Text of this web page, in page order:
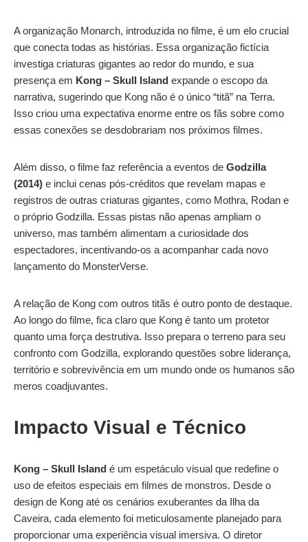
A organização Monarch, introduzida no filme, é um elo crucial
que conecta todas as histórias. Essa organização fictícia
investiga criaturas gigantes ao redor do mundo, e sua
presença em Kong – Skull Island expande o escopo da
narrativa, sugerindo que Kong não é o único “titã” na Terra.
Isso criou uma expectativa enorme entre os fãs sobre como
essas conexões se desdobrariam nos próximos filmes.
Além disso, o filme faz referência a eventos de Godzilla
(2014) e inclui cenas pós-créditos que revelam mapas e
registros de outras criaturas gigantes, como Mothra, Rodan e
o próprio Godzilla. Essas pistas não apenas ampliam o
universo, mas também alimentam a curiosidade dos
espectadores, incentivando-os a acompanhar cada novo
lançamento do MonsterVerse.
A relação de Kong com outros titãs é outro ponto de destaque.
Ao longo do filme, fica claro que Kong é tanto um protetor
quanto uma força destrutiva. Isso prepara o terreno para seu
confronto com Godzilla, explorando questões sobre liderança,
território e sobrevivência em um mundo onde os humanos são
meros coadjuvantes.
Impacto Visual e Técnico
Kong – Skull Island é um espetáculo visual que redefine o
uso de efeitos especiais em filmes de monstros. Desde o
design de Kong até os cenários exuberantes da Ilha da
Caveira, cada elemento foi meticulosamente planejado para
proporcionar uma experiência visual imersiva. O diretor